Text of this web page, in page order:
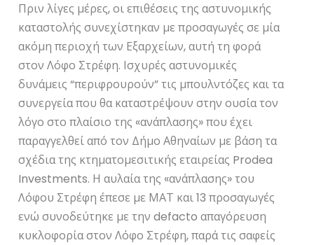
Πριν λίγες μέρες, οι επιθέσεις της αστυνομικής
καταστολής συνεχίστηκαν με προσαγωγές σε μία
ακόμη περιοχή των Εξαρχείων, αυτή τη φορά
στον Λόφο Στρέφη. Ισχυρές αστυνομικές
δυνάμεις “περιφρουρούν” τις μπουλντόζες και τα
συνεργεία που θα καταστρέψουν στην ουσία τον
λόγο στο πλαίσιο της «ανάπλασης» που έχει
παραγγελθεί από τον Δήμο Αθηναίων με βάση τα
σχέδια της κτηματομεσιτικής εταιρείας Prodea
Investments. Η αυλαία της «ανάπλασης» του
Λόφου Στρέφη έπεσε με ΜΑΤ και 13 προσαγωγές
ενώ συνοδεύτηκε με την defacto απαγόρευση
κυκλοφορία στον Λόφο Στρέφη, παρά τις σαφείς